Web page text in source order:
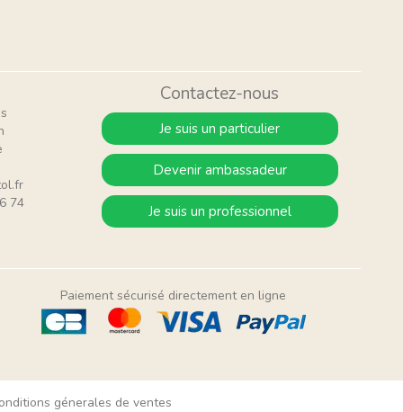
74
Contactez-nous
Je suis un particulier
Devenir ambassadeur
Je suis un professionnel
Paiement sécurisé directement en ligne
génerales de ventes